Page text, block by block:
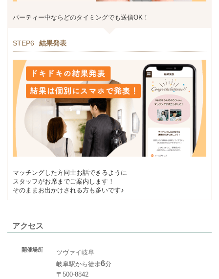
パーティー中ならどのタイミングでも送信OK！
STEP6 結果発表
マッチングした方同士お話できるように
スタッフがお席までご案内します！
そのままお出かけされる方も多いです♪
アクセス
開催場所
ツヴァイ岐阜
岐阜駅から徒歩6分
〒500-8842